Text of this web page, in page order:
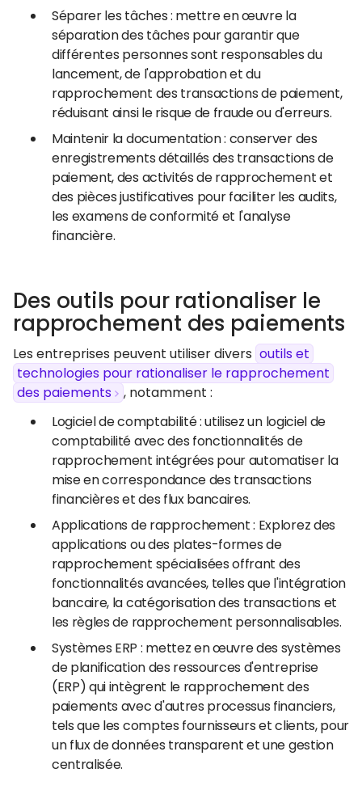
Séparer les tâches : mettre en œuvre la
séparation des tâches pour garantir que
différentes personnes sont responsables du
lancement, de l'approbation et du
rapprochement des transactions de paiement,
réduisant ainsi le risque de fraude ou d'erreurs.
Maintenir la documentation : conserver des
enregistrements détaillés des transactions de
paiement, des activités de rapprochement et
des pièces justificatives pour faciliter les audits,
les examens de conformité et l'analyse
financière.
Des outils pour rationaliser le
rapprochement des paiements
Les entreprises peuvent utiliser divers outils et
technologies pour rationaliser le rapprochement
des paiements
, notamment :
Logiciel de comptabilité : utilisez un logiciel de
comptabilité avec des fonctionnalités de
rapprochement intégrées pour automatiser la
mise en correspondance des transactions
financières et des flux bancaires.
Applications de rapprochement : Explorez des
applications ou des plates-formes de
rapprochement spécialisées offrant des
fonctionnalités avancées, telles que l'intégration
bancaire, la catégorisation des transactions et
les règles de rapprochement personnalisables.
Systèmes ERP : mettez en œuvre des systèmes
de planification des ressources d'entreprise
(ERP) qui intègrent le rapprochement des
paiements avec d'autres processus financiers,
tels que les comptes fournisseurs et clients, pour
un flux de données transparent et une gestion
centralisée.